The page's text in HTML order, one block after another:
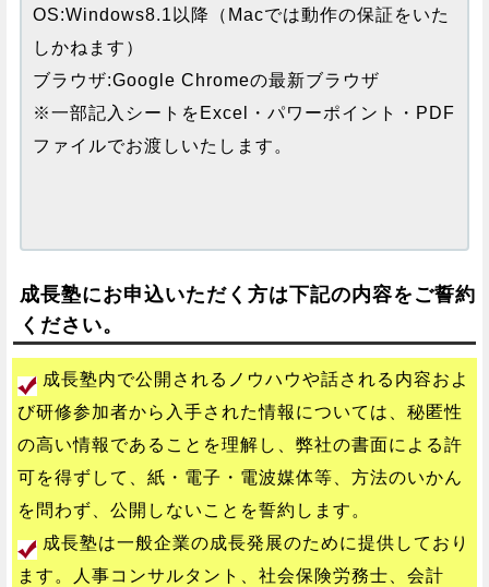
OS:Windows8.1以降（Macでは動作の保証をいた
しかねます）
ブラウザ:Google Chromeの最新ブラウザ
※一部記入シートをExcel・パワーポイント・PDF
ファイルでお渡しいたします。
成長塾にお申込いただく方は下記の内容をご誓約
ください。
成長塾内で公開されるノウハウや話される内容およ
び研修参加者から入手された情報については、秘匿性
の高い情報であることを理解し、弊社の書面による許
可を得ずして、紙・電子・電波媒体等、方法のいかん
を問わず、公開しないことを誓約します。
成長塾は一般企業の成長発展のために提供しており
ます。人事コンサルタント、社会保険労務士、会計